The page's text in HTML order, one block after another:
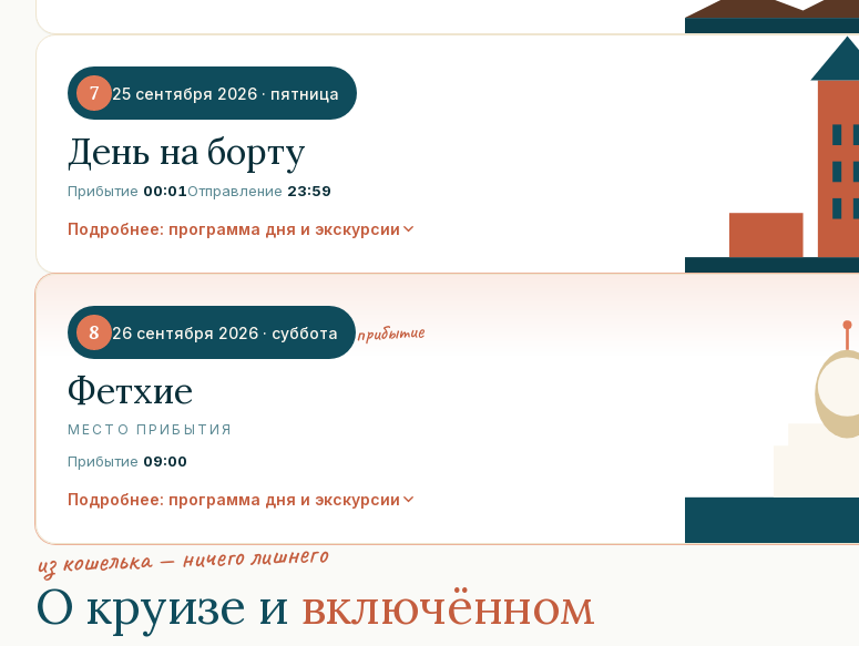
7 25 сентября 2026 · пятница
День на борту
Прибытие 00:01Отправление 23:59
Подробнее: программа дня и экскурсии
8 26 сентября 2026 · суббота прибытие
Фетхие
МЕСТО ПРИБЫТИЯ
Прибытие 09:00
Подробнее: программа дня и экскурсии
из кошелька — ничего лишнего
О круизе и включённом